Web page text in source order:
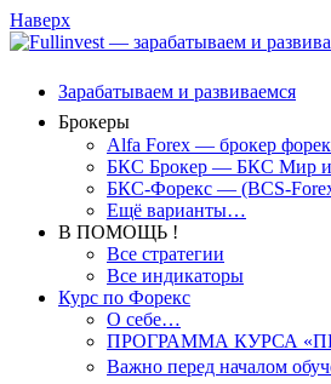
Наверх
Зарабатываем и развиваемся
Брокеры
Alfa Forex — брокер
БКС Брокер — БКС Мир
БКС-Форекс — (BCS-
Ещё варианты…
В ПОМОЩЬ !
Все стратегии
Все индикаторы
Курс по Форекс
О себе…
ПРОГРАММА КУРСА
Важно перед началом